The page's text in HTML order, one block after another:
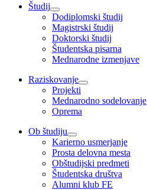
Študij
Dodiplomski študij
Magistrski študij
Doktorski študij
Študentska pisarna
Mednarodne izmenjave
Raziskovanje
Projekti
Mednarodno sodelovanje
Oprema
Ob študiju
Karierno usmerjanje
Prosta delovna mesta
Obštudijski predmeti
Študentska društva
Alumni klub FE